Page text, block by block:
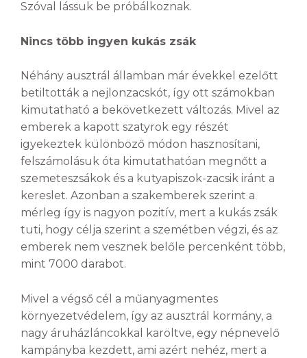
Szóval lássuk be próbálkoznak.
Nincs több ingyen kukás zsák
Néhány ausztrál államban már évekkel ezelőtt
betiltották a nejlonzacskót, így ott számokban
kimutatható a bekövetkezett változás. Mivel az
emberek a kapott szatyrok egy részét
igyekeztek különböző módon hasznosítani,
felszámolásuk óta kimutathatóan megnőtt a
szemeteszsákok és a kutyapiszok-zacsik iránt a
kereslet. Azonban a szakemberek szerint a
mérleg így is nagyon pozitív, mert a kukás zsák
tuti, hogy célja szerint a szemétben végzi, és az
emberek nem vesznek belőle percenként több,
mint 7000 darabot.
Mivel a végső cél a műanyagmentes
környezetvédelem, így az ausztrál kormány, a
nagy áruházláncokkal karöltve, egy népnevelő
kampányba kezdett, ami azért nehéz, mert a